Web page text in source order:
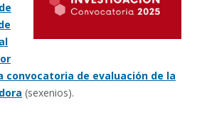
convocatoria de evaluación de la
(sexenios).